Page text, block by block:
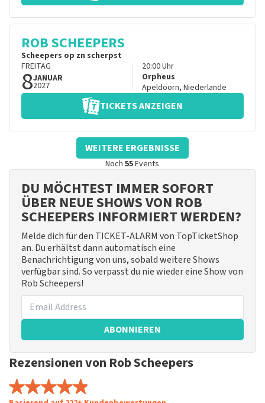
ROB SCHEEPERS
Scheepers op zn scherpst
FREITAG
8JANUAR
2027
20:00Uhr
Orpheus
Apeldoorn, Niederlande
TICKETS ANZEIGEN
WEITERE ERGEBNISSE
Noch55Events
DU MÖCHTEST IMMER SOFORT
ÜBER NEUE SHOWS VON ROB
SCHEEPERS INFORMIERT WERDEN?
Melde dich für den TICKET-ALARM von TopTicketShop
an. Du erhältst dann automatisch eine
Benachrichtigung von uns, sobald weitere Shows
verfügbar sind. So verpasst du nie wieder eine Show von
Rob Scheepers!
ABONNIEREN
Rezensionen von Rob Scheepers